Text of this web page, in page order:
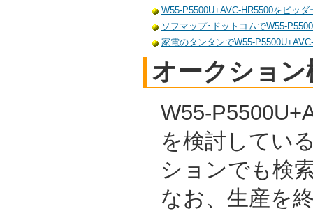
W55-P5500U+AVC-HR5500をビッダ
ソフマップ･ドットコムでW55-
家電のタンタンでW55-
オークション
W55-
を検討してい
ションでも検
なお、生産を